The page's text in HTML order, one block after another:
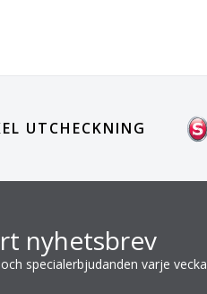
UTCHECKNING
nyhetsbrev
specialerbjudanden varje